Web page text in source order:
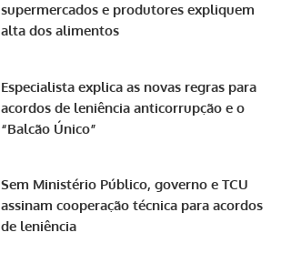
supermercados e produtores expliquem
alta dos alimentos
Especialista explica as novas regras para
acordos de leniência anticorrupção e o
“Balcão Único”
Sem Ministério Público, governo e TCU
assinam cooperação técnica para acordos
de leniência